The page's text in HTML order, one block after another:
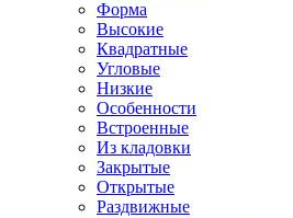
Форма
Высокие
Квадратные
Угловые
Низкие
Особенности
Встроенные
Из кладовки
Закрытые
Открытые
Раздвижные